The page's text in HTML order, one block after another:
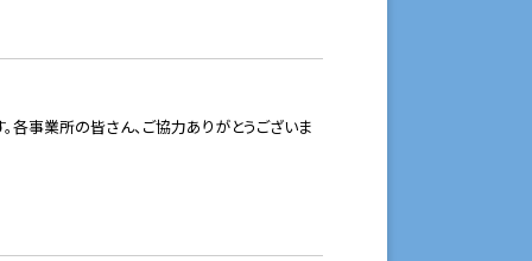
各事業所の皆さん、ご協力ありがとうございま